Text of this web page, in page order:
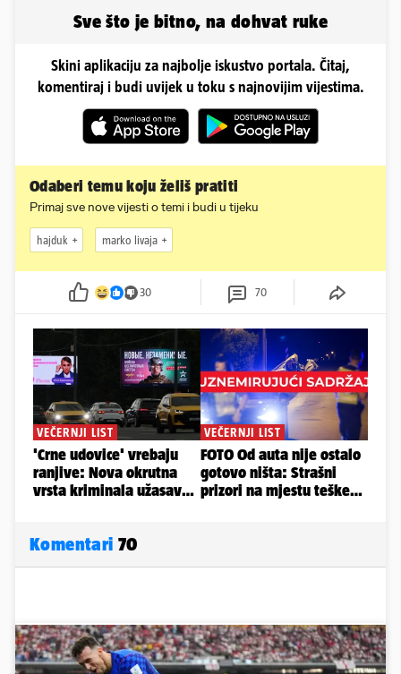
Sve što je bitno, na dohvat ruke
Skini aplikaciju za najbolje iskustvo portala. Čitaj,
komentiraj i budi uvijek u toku s najnovijim vijestima.
Odaberi temu koju želiš pratiti
Primaj sve nove vijesti o temi i budi u tijeku
hajduk marko livaja
30 70
Komentari 70